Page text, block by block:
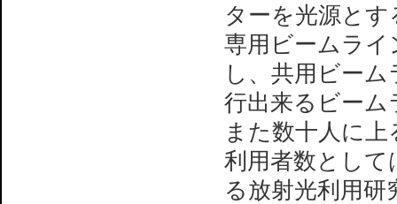
ターを光源と
専用ビームライ
し、共用ビー
行出来るビー
また数十人に
利用者数として
る放射光利用